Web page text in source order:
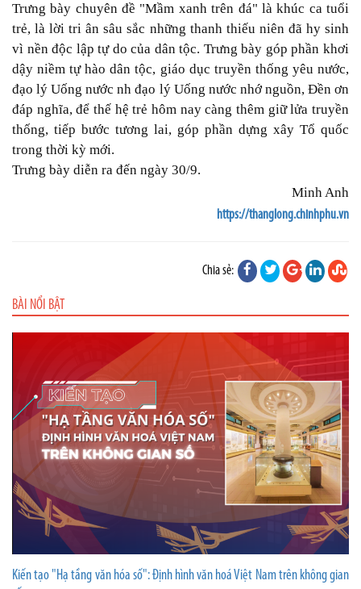
Trưng bày chuyên đề "Mầm xanh trên đá" là khúc ca tuổi
trẻ, là lời tri ân sâu sắc những thanh thiếu niên đã hy sinh
vì nền độc lập tự do của dân tộc. Trưng bày góp phần khơi
dậy niềm tự hào dân tộc, giáo dục truyền thống yêu nước,
đạo lý Uống nước nh đạo lý Uống nước nhớ nguồn, Đền ơn
đáp nghĩa, để thế hệ trẻ hôm nay càng thêm giữ lửa truyền
thống, tiếp bước tương lai, góp phần dựng xây Tổ quốc
trong thời kỳ mới.
Trưng bày diễn ra đến ngày 30/9.
Minh Anh
https://thanglong.chinhphu.vn
Chia sẻ:
BÀI NỔI BẬT
Kiến tạo "Hạ tầng văn hóa số": Định hình văn hoá Việt Nam trên không gian